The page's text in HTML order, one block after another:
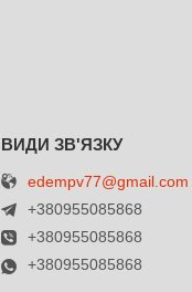
edempv77@gmail.com
+380955085868
+380955085868
+380955085868